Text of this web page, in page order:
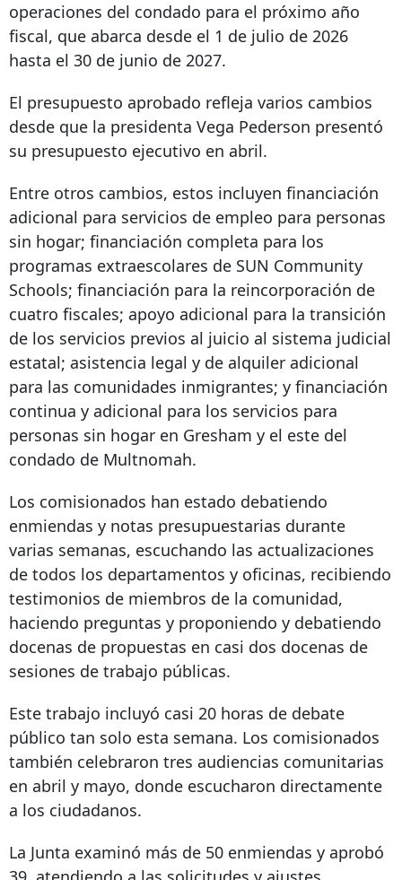
operaciones del condado para el próximo año
fiscal, que abarca desde el 1 de julio de 2026
hasta el 30 de junio de 2027.
El presupuesto aprobado refleja varios cambios
desde que la presidenta Vega Pederson presentó
su presupuesto ejecutivo en abril.
Entre otros cambios, estos incluyen financiación
adicional para servicios de empleo para personas
sin hogar; financiación completa para los
programas extraescolares de SUN Community
Schools; financiación para la reincorporación de
cuatro fiscales; apoyo adicional para la transición
de los servicios previos al juicio al sistema judicial
estatal; asistencia legal y de alquiler adicional
para las comunidades inmigrantes; y financiación
continua y adicional para los servicios para
personas sin hogar en Gresham y el este del
condado de Multnomah.
Los comisionados han estado debatiendo
enmiendas y notas presupuestarias durante
varias semanas, escuchando las actualizaciones
de todos los departamentos y oficinas, recibiendo
testimonios de miembros de la comunidad,
haciendo preguntas y proponiendo y debatiendo
docenas de propuestas en casi dos docenas de
sesiones de trabajo públicas.
Este trabajo incluyó casi 20 horas de debate
público tan solo esta semana. Los comisionados
también celebraron tres audiencias comunitarias
en abril y mayo, donde escucharon directamente
a los ciudadanos.
La Junta examinó más de 50 enmiendas y aprobó